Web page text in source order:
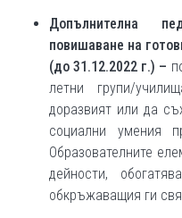
Допълнителна
повишаване на
(до 31.12.2022 г.) –
летни групи/
доразвият или да
социални умения
Образователните
дейности,
обкръжаващия ги